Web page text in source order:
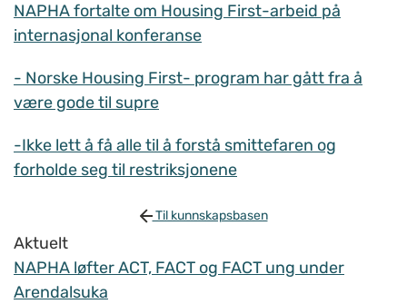
NAPHA fortalte om Housing First-arbeid på
internasjonal konferanse
- Norske Housing First- program har gått fra å
være gode til supre
-Ikke lett å få alle til å forstå smittefaren og
forholde seg til restriksjonene
Til kunnskapsbasen
Aktuelt
NAPHA løfter ACT, FACT og FACT ung under
Arendalsuka